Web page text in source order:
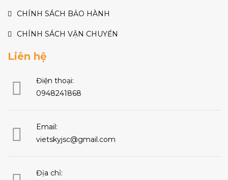
CHÍNH SÁCH BẢO HÀNH
CHÍNH SÁCH VẬN CHUYỂN
Liên hệ
Điện thoại:
0948241868
Email:
vietskyjsc@gmail.com
Địa chỉ: